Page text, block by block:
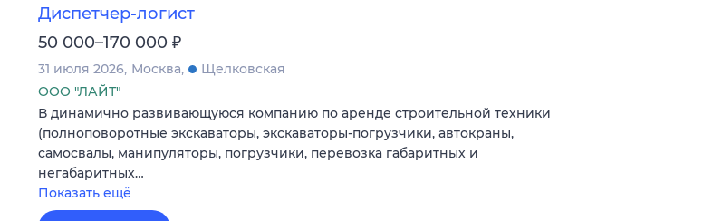
Диспетчер-логист
50 000–170 000 ₽
31 июля 2026 Москва
Щелковская
ООО "ЛАЙТ"
В динамично развивающуюся компанию по аренде строительной техники
(полноповоротные экскаваторы, экскаваторы-погрузчики, автокраны,
самосвалы, манипуляторы, погрузчики, перевозка габаритных и
негабаритных…
Показать ещё